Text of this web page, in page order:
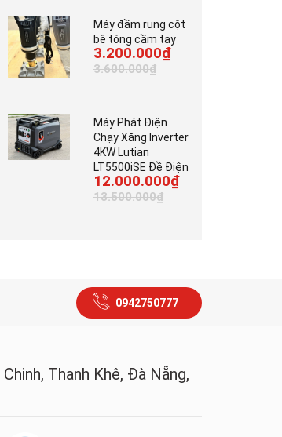
Máy đầm rung cột
bê tông cầm tay
3.200.000₫
3.600.000₫
Máy Phát Điện
Chạy Xăng Inverter
4KW Lutian
LT5500iSE Đề Điện
12.000.000₫
13.500.000₫
0942750777
Thanh Khê, Đà Nẵng,